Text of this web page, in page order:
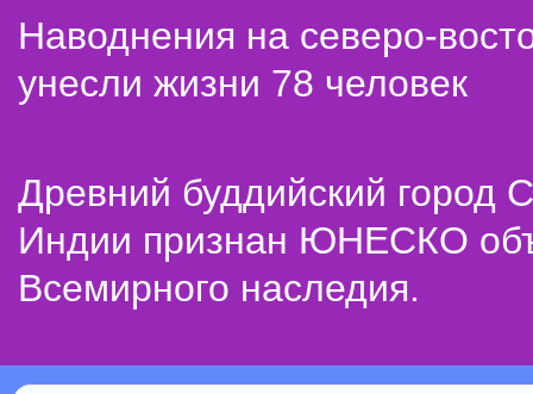
Наводнения на северо-
унесли жизни 78 человек
Древний буддийский город
Индии признан ЮНЕСКО
Всемирного наследия.